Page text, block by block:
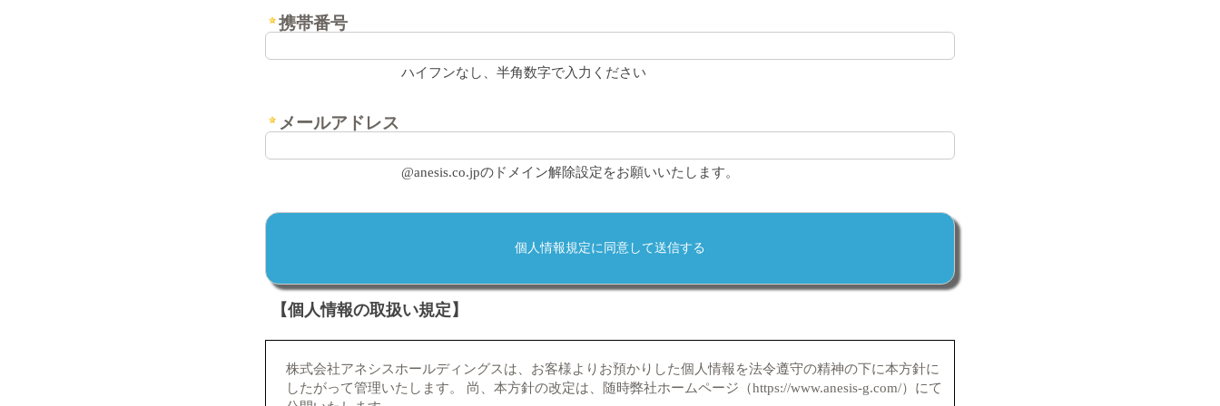
携帯番号
ハイフンなし、半角数字で入力ください
メールアドレス
@anesis.co.jpのドメイン解除設定をお願いいたします。
【個人情報の取扱い規定】
株式会社アネシスホールディングスは、お客様よりお預かりした個人情報を法令遵守の精神の下に本方針に
したがって管理いたします。 尚、本方針の改定は、随時弊社ホームページ（https://www.anesis-g.com/）にて